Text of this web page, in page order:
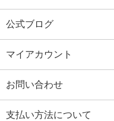
公式ブログ
マイアカウント
お問い合わせ
支払い方法について